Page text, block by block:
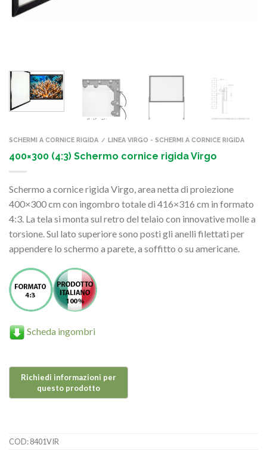
SCHERMI A CORNICE RIGIDA / LINEA VIRGO - SCHERMI A CORNICE RIGIDA
400×300 (4:3) Schermo cornice rigida Virgo
Schermo a cornice rigida Virgo, area netta di proiezione
400×300 cm con ingombro totale di 416×316 cm in formato
4:3. La tela si monta sul retro del telaio con innovative molle a
torsione. Sul lato superiore sono posti gli anelli filettati per
appendere lo schermo a parete, a soffitto o su americane.
Scheda ingombri
COD:8401VIR